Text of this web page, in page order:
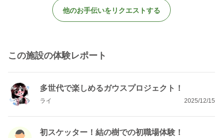
他のお手伝いをリクエストする
この施設の体験レポート
多世代で楽しめるガウスプロジェクト！
ライ 2025/12/15
初スケッター！結の樹での初職場体験！